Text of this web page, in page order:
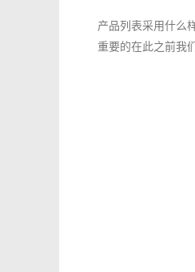
产品列表采用什么
重要的在此之前我